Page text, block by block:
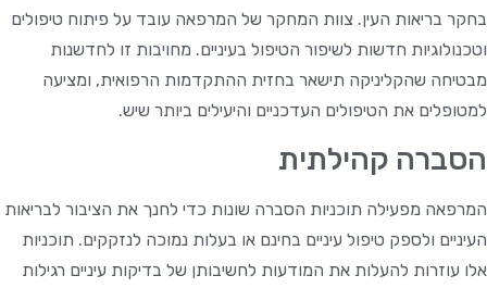
בחקר בריאות העין. צוות המחקר של המרפאה עובד על פיתוח טיפולים
וטכנולוגיות חדשות לשיפור הטיפול בעיניים. מחויבות זו לחדשנות
מבטיחה שהקליניקה תישאר בחזית ההתקדמות הרפואית, ומציעה
למטופלים את הטיפולים העדכניים והיעילים ביותר שיש.
הסברה קהילתית
המרפאה מפעילה תוכניות הסברה שונות כדי לחנך את הציבור לבריאות
העיניים ולספק טיפול עיניים בחינם או בעלות נמוכה לנזקקים. תוכניות
אלו עוזרות להעלות את המודעות לחשיבותן של בדיקות עיניים רגילות